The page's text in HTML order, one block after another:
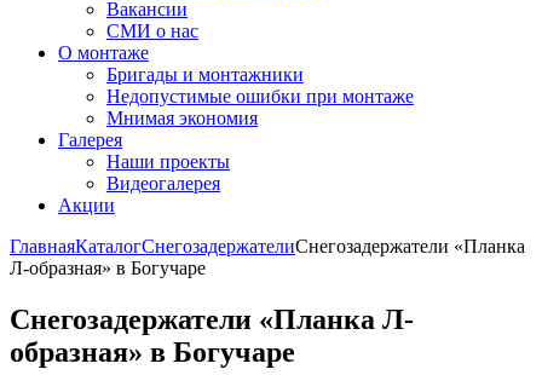
Вакансии
СМИ о нас
О монтаже
Бригады и монтажники
Недопустимые ошибки при монтаже
Мнимая экономия
Галерея
Наши проекты
Видеогалерея
Акции
ГлавнаяКаталогСнегозадержателиСнегозадержатели «Планка
Л-образная» в Богучаре
Снегозадержатели «Планка Л-
образная» в Богучаре